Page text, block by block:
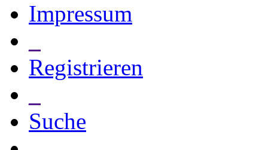
Impressum
Registrieren
Suche